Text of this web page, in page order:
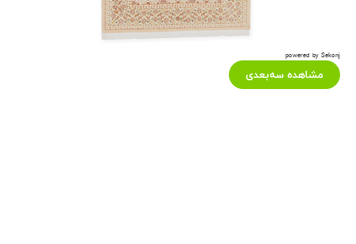
powered by Sekonj
مشاهده سه‌بعدی